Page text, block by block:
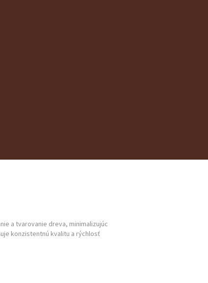
a tvarovanie dreva, minimalizujúc
konzistentnú kvalitu a rýchlosť